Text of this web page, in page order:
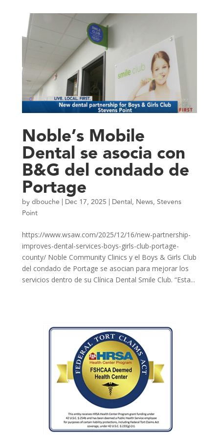
Noble’s Mobile
Dental se asocia con
B&G del condado de
Portage
bydbouche | Dec 17, 2025 | Dental, News, Stevens
Point
https://www.wsaw.com/2025/12/16/new-partnership-
improves-dental-services-boys-girls-club-portage-
county/ Noble Community Clinics y el Boys & Girls Club
del condado de Portage se asocian para mejorar los
servicios dentro de su Clínica Dental Smile Club. “Esta...